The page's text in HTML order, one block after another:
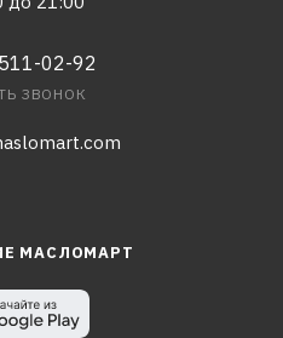
02-92
ЗВОНОК
МАСЛОМАРТ